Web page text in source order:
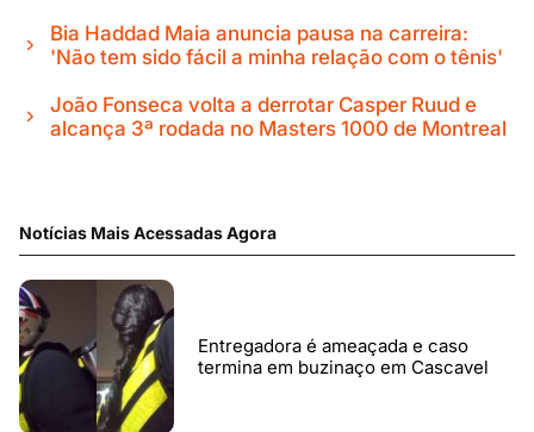
Bia Haddad Maia anuncia pausa na carreira:
'Não tem sido fácil a minha relação com o tênis'
João Fonseca volta a derrotar Casper Ruud e
alcança 3ª rodada no Masters 1000 de Montreal
Notícias Mais Acessadas Agora
Entregadora é ameaçada e caso
termina em buzinaço em Cascavel